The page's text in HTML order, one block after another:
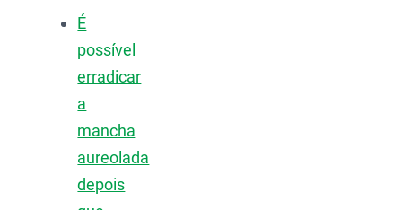
É
possível
erradicar
a
mancha
aureolada
depois